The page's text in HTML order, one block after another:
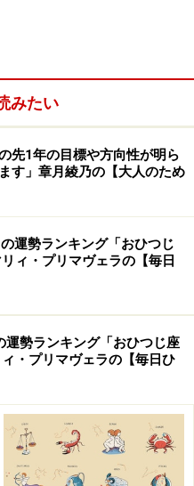
商品をチェック！
品をチェック！
みたい
先1年の目標や方向性が明ら
す」章月綾乃の【大人のため
運勢ランキング「おひつじ
ィ・プリマヴェラの【毎日
勢ランキング「おひつじ座
・プリマヴェラの【毎日ひ